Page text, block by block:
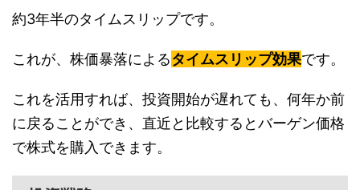
約3年半のタイムスリップです。
これが、株価暴落によるタイムスリップ効果です。
これを活用すれば、投資開始が遅れても、何年か前
に戻ることができ、直近と比較するとバーゲン価格
で株式を購入できます。